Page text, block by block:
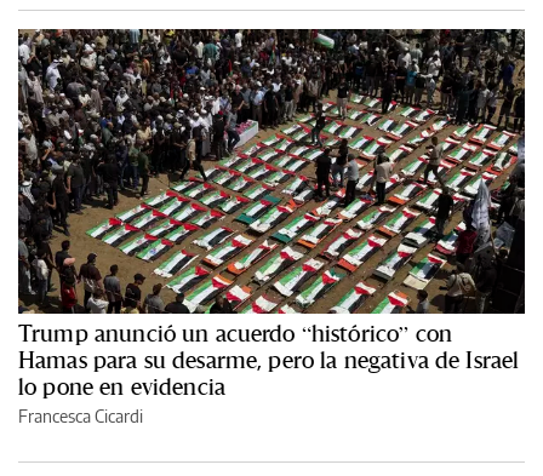
Trump anunció un acuerdo “histórico” con
Hamas para su desarme, pero la negativa de Israel
lo pone en evidencia
Francesca Cicardi